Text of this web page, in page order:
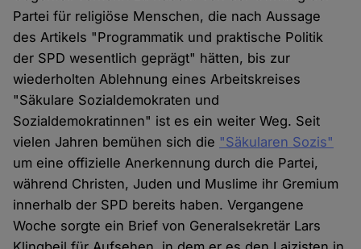
Partei für religiöse Menschen, die nach Aussage
des Artikels "Programmatik und praktische Politik
der SPD wesentlich geprägt" hätten, bis zur
wiederholten Ablehnung eines Arbeitskreises
"Säkulare Sozialdemokraten und
Sozialdemokratinnen" ist es ein weiter Weg. Seit
vielen Jahren bemühen sich die "Säkularen Sozis"
um eine offizielle Anerkennung durch die Partei,
während Christen, Juden und Muslime ihr Gremium
innerhalb der SPD bereits haben. Vergangene
Woche sorgte ein Brief von Generalsekretär Lars